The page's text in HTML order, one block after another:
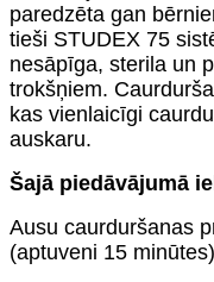
paredzēta gan
tieši STUDEX 75
nesāpīga, sterila un
trokšņiem.
kas vienlaicīgi
auskaru.
Šajā piedāvājumā
Ausu caurduršanas
(aptuveni 15